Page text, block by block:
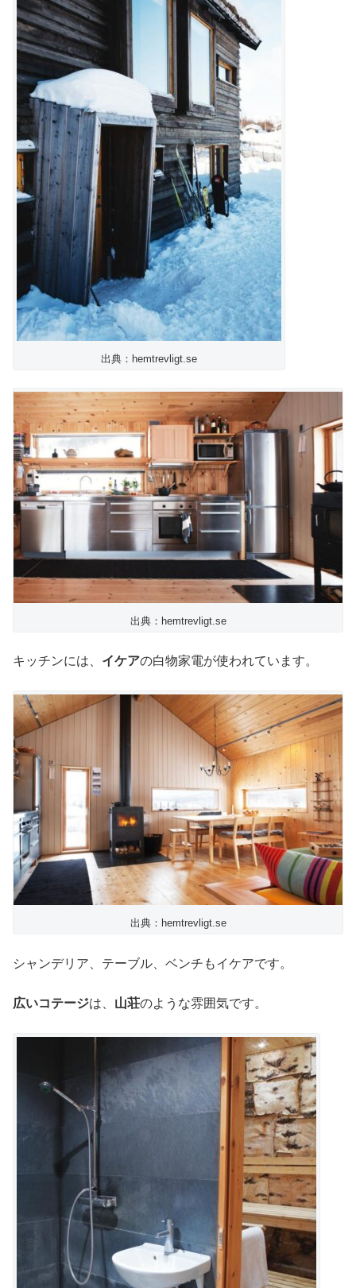
出典：hemtrevligt.se
出典：hemtrevligt.se
キッチンには、 イケアの白物家電が使われています。
出典：hemtrevligt.se
シャンデリア、テーブル、ベンチもイケアです。
広いコテージは、 山荘のような雰囲気です。